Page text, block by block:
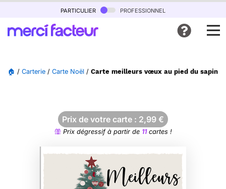
particulier professionnel
🏠 / Carterie / Carte Noël / Carte meilleurs vœux au pied du sapin
Prix de votre carte : 2,99 €
Prix dégressif à partir de 11cartes !